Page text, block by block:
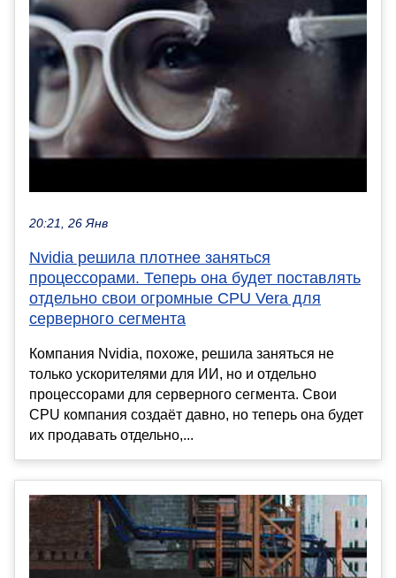
20:21, 26 Янв
Nvidia решила плотнее заняться
процессорами. Теперь она будет поставлять
отдельно свои огромные CPU Vera для
серверного сегмента
Компания Nvidia, похоже, решила заняться не
только ускорителями для ИИ, но и отдельно
процессорами для серверного сегмента. Свои
CPU компания создаёт давно, но теперь она будет
их продавать отдельно,...